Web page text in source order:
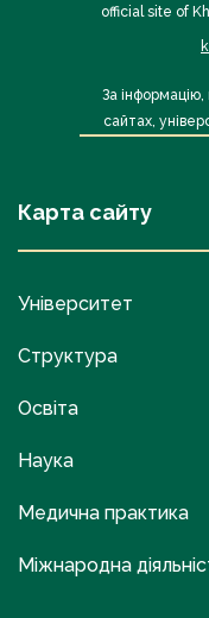
official site of
За
сайтах,
Карта сайту
Університет
Структура
Освіта
Наука
Медична практика
Міжнародна